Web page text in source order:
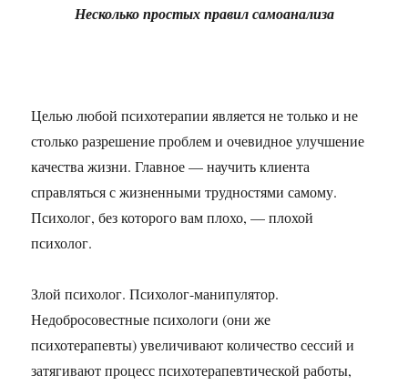
Несколько простых правил самоанализа
Целью любой психотерапии является не только и не
столько разрешение проблем и очевидное улучшение
качества жизни. Главное — научить клиента
справляться с жизненными трудностями самому.
Психолог, без которого вам плохо, — плохой
психолог.
Злой психолог. Психолог-манипулятор.
Недобросовестные психологи (они же
психотерапевты) увеличивают количество сессий и
затягивают процесс психотерапевтической работы,